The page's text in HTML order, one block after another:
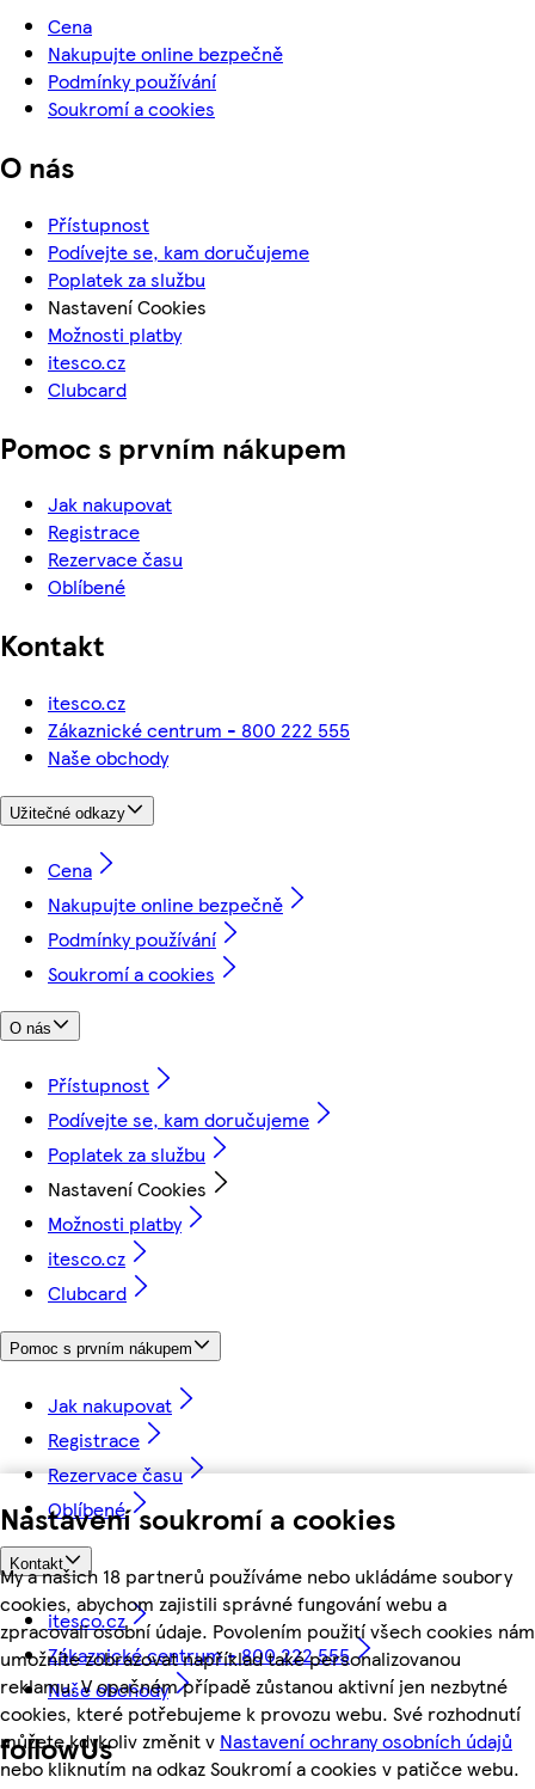
Nastavení soukromí a cookies
My a našich 18 partnerů používáme nebo ukládáme soubory
cookies, abychom zajistili správné fungování webu a
zpracovali osobní údaje. Povolením použití všech cookies nám
umožníte zobrazovat například také personalizovanou
reklamu. V opačném případě zůstanou aktivní jen nezbytné
cookies, které potřebujeme k provozu webu. Své rozhodnutí
můžete kdykoliv změnit v Nastavení ochrany osobních údajů
nebo kliknutím na odkaz Soukromí a cookies v patičce webu.
Cena
Nakupujte online bezpečně
Podmínky používání
Soukromí a cookies
O nás
Přístupnost
Podívejte se, kam doručujeme
Poplatek za službu
Nastavení Cookies
Možnosti platby
itesco.cz
Clubcard
Pomoc s prvním nákupem
Jak nakupovat
Registrace
Rezervace času
Oblíbené
Kontakt
itesco.cz
Zákaznické centrum - 800 222 555
Naše obchody
Užitečné odkazy
Cena
Nakupujte online bezpečně
Podmínky používání
Soukromí a cookies
O nás
Přístupnost
Podívejte se, kam doručujeme
Poplatek za službu
Nastavení Cookies
Možnosti platby
itesco.cz
Clubcard
Pomoc s prvním nákupem
Jak nakupovat
Registrace
Rezervace času
Oblíbené
Kontakt
itesco.cz
Zákaznické centrum - 800 222 555
Naše obchody
followUs